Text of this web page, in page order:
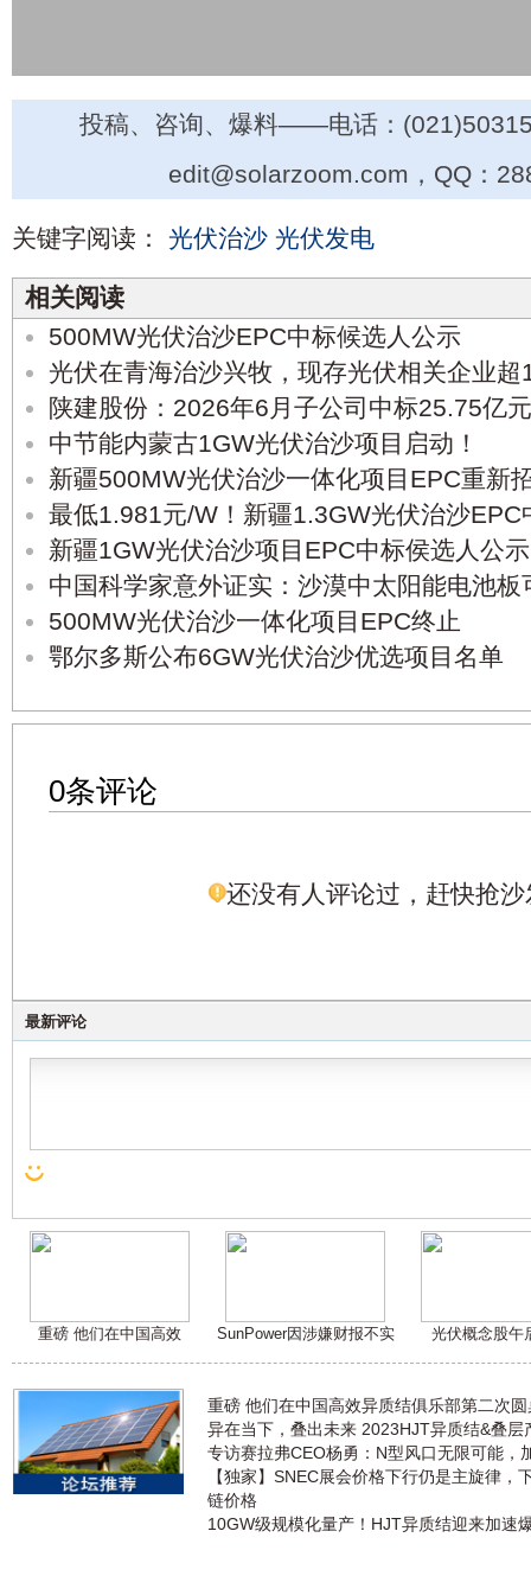
投稿、咨询、爆料——电话：
edit@solarzoom.com，QQ：
关键字阅读： 光伏治沙 光伏发电
相关阅读
500MW光伏治沙EPC中标候选人公示
光伏在青海治沙兴牧，现存光伏相关企业超
陕建股份：2026年6月子公司中标25.75亿
中节能内蒙古1GW光伏治沙项目启动！
新疆500MW光伏治沙一体化项目EPC重新
最低1.981元/W！新疆1.3GW光伏治沙EPC
新疆1GW光伏治沙项目EPC中标侯选人公示
中国科学家意外证实：沙漠中太阳能电池
500MW光伏治沙一体化项目EPC终止
鄂尔多斯公布6GW光伏治沙优选项目名单
0条评论
还没有人评论过，赶快抢沙
最新评论
重磅 他们在中国高效 SunPower因涉嫌财报不实 光伏概念股午
重磅 他们在中国高效异质结俱乐部第二次
异在当下，叠出未来 2023HJT异质结&叠层
专访赛拉弗CEO杨勇：N型风口无限可能，
【独家】SNEC展会价格下行仍是主旋律，
链价格
10GW级规模化量产！HJT异质结迎来加速